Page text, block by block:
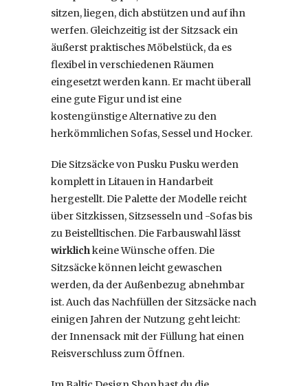
sitzen, liegen, dich abstützen und auf ihn
werfen. Gleichzeitig ist der Sitzsack ein
äußerst praktisches Möbelstück, da es
flexibel in verschiedenen Räumen
eingesetzt werden kann. Er macht überall
eine gute Figur und ist eine
kostengünstige Alternative zu den
herkömmlichen Sofas, Sessel und Hocker.
Die Sitzsäcke von Pusku Pusku werden
komplett in Litauen in Handarbeit
hergestellt. Die Palette der Modelle reicht
über Sitzkissen, Sitzsesseln und -Sofas bis
zu Beistelltischen. Die Farbauswahl lässt
wirklichkeine Wünsche offen. Die
Sitzsäcke können leicht gewaschen
werden, da der Außenbezug abnehmbar
ist. Auch das Nachfüllen der Sitzsäcke nach
einigen Jahren der Nutzung geht leicht:
der Innensack mit der Füllung hat einen
Reisverschluss zum Öffnen.